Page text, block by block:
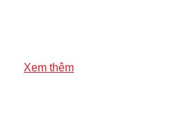
CV Cu/Mica/XLPE/FR-
Xem thêm